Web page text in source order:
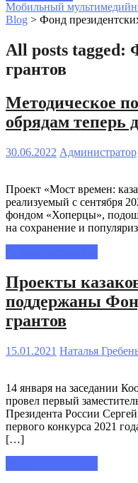
Мобильный
Blog > Фонд
All posts tagged:
грантов
Методическое
обрядам теперь
30.06.2022 Администратор
Проект «Мост времен:
реализуемый с сентября
фондом «Хоперцы»,
на сохранение и
Проекты
поддержаны
грантов
15.01.2021 Наталья
14 января на заседании
провел первый
Президента России
первого конкурса 2021
[…]